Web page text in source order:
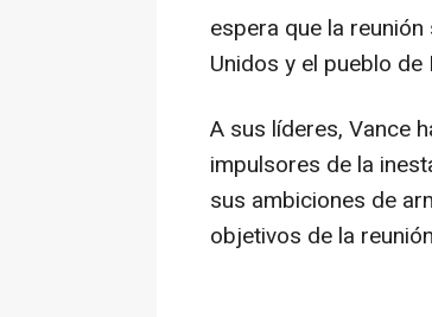
espera que la
Unidos y el pueblo
A sus líderes, Vance
impulsores de la
sus ambiciones de
objetivos de la